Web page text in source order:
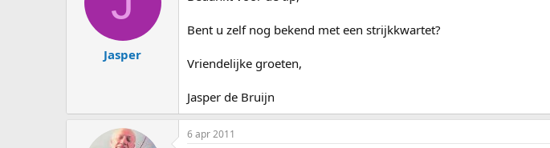
Jasper
Bent u zelf nog bekend met een strijkkwartet?
Vriendelijke groeten,
Jasper de Bruijn
6 apr 2011